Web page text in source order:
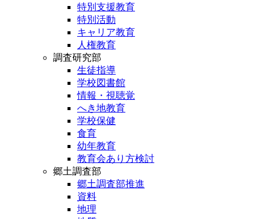
特別支援教育
特別活動
キャリア教育
人権教育
調査研究部
生徒指導
学校図書館
情報・視聴覚
へき地教育
学校保健
食育
幼年教育
教育会あり方検討
郷土調査部
郷土調査部推進
資料
地理